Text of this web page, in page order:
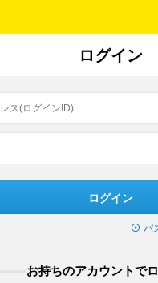
ログイン
ログイン
パ
お持ちのアカウントで